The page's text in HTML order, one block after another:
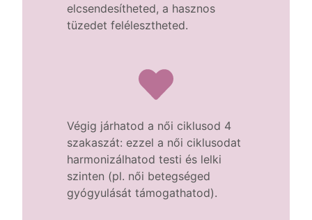
elcsendesítheted, a hasznos
tüzedet felélesztheted.
Végig járhatod a női ciklusod 4
szakaszát: ezzel a női ciklusodat
harmonizálhatod testi és lelki
szinten (pl. női betegséged
gyógyulását támogathatod).